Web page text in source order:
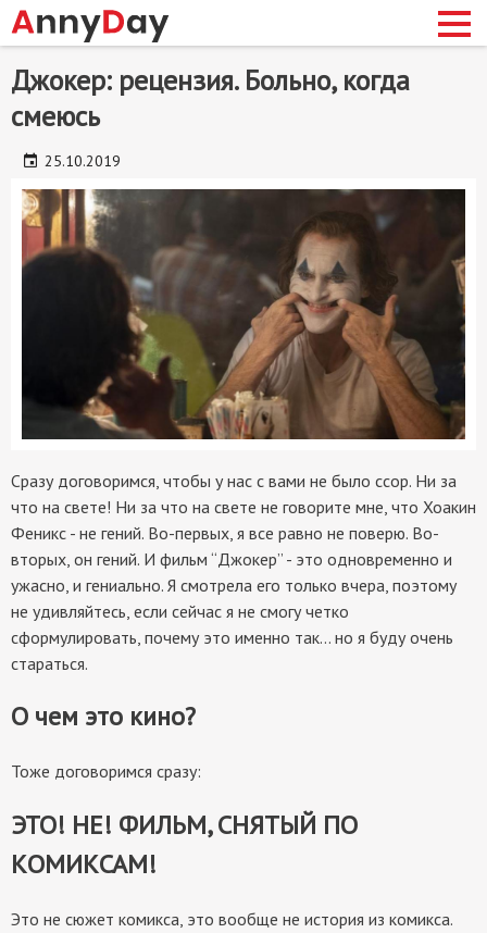
to
main
Джокер: рецензия. Больно, когда
смеюсь
25.10.2019
Сразу договоримся, чтобы у нас с вами не было ссор. Ни за
что на свете! Ни за что на свете не говорите мне, что Хоакин
Феникс - не гений. Во-первых, я все равно не поверю. Во-
вторых, он гений. И фильм “Джокер” - это одновременно и
ужасно, и гениально. Я смотрела его только вчера, поэтому
не удивляйтесь, если сейчас я не смогу четко
сформулировать, почему это именно так… но я буду очень
стараться.
О чем это кино?
Тоже договоримся сразу:
ЭТО! НЕ! ФИЛЬМ, СНЯТЫЙ ПО
КОМИКСАМ!
Это не сюжет комикса, это вообще не история из комикса.